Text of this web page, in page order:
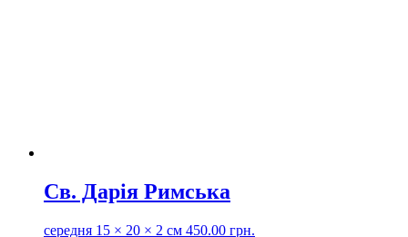
Св. Дарія Римська
середня 15 × 20 × 2 см 450.00 грн.